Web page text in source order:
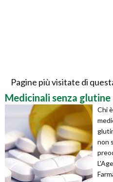
Pagine più visitate di
Medicinali senza glutine
Chi
non